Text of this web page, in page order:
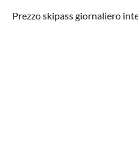
Prezzo skipass giornaliero